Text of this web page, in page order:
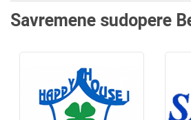
Savremene sudopere